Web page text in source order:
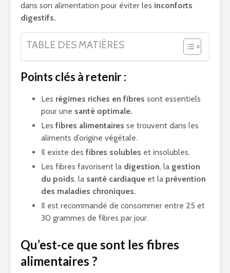
dans son alimentation pour éviter les inconforts
digestifs.
TABLE DES MATIÈRES
Points clés à retenir :
Les régimes riches en fibres sont essentiels
pour une santé optimale.
Les fibres alimentaires se trouvent dans les
aliments d’origine végétale.
Il existe des fibres solubles et insolubles.
Les fibres favorisent la digestion, la gestion
du poids, la santé cardiaque et la prévention
des maladies chroniques.
Il est recommandé de consommer entre 25 et
30 grammes de fibres par jour.
Qu’est-ce que sont les fibres
alimentaires ?